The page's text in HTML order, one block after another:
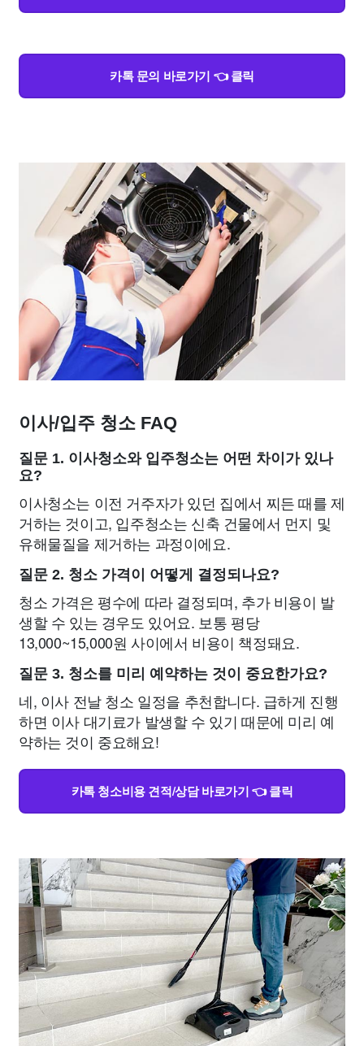
카톡 문의 바로가기 👈 클릭
이사/입주 청소 FAQ
질문 1. 이사청소와 입주청소는 어떤 차이가 있나
요?
이사청소는 이전 거주자가 있던 집에서 찌든 때를 제
거하는 것이고, 입주청소는 신축 건물에서 먼지 및
유해물질을 제거하는 과정이에요.
질문 2. 청소 가격이 어떻게 결정되나요?
청소 가격은 평수에 따라 결정되며, 추가 비용이 발
생할 수 있는 경우도 있어요. 보통 평당
13,000~15,000원 사이에서 비용이 책정돼요.
질문 3. 청소를 미리 예약하는 것이 중요한가요?
네, 이사 전날 청소 일정을 추천합니다. 급하게 진행
하면 이사 대기료가 발생할 수 있기 때문에 미리 예
약하는 것이 중요해요!
카톡 청소비용 견적/상담 바로가기 👈 클릭